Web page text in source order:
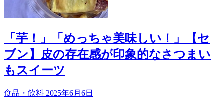
「芋！」「めっちゃ美味しい！」【セ
ブン】皮の存在感が印象的なさつまい
もスイーツ
食品・飲料 2025年6月6日